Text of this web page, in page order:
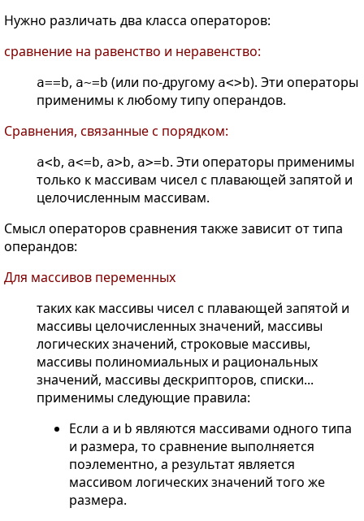
Нужно различать два класса операторов:
сравнение на равенство и неравенство:
a==b, a~=b (или по-другому a<>b). Эти операторы
применимы к любому типу операндов.
Сравнения, связанные с порядком:
a<b, a<=b, a>b, a>=b. Эти операторы применимы
только к массивам чисел с плавающей запятой и
целочисленным массивам.
Смысл операторов сравнения также зависит от типа
операндов:
Для массивов переменных
таких как массивы чисел с плавающей запятой и
массивы целочисленных значений, массивы
логических значений, строковые массивы,
массивы полиномиальных и рациональных
значений, массивы дескрипторов, списки...
применимы следующие правила:
Если a и b являются массивами одного типа
и размера, то сравнение выполняется
поэлементно, а результат является
массивом логических значений того же
размера.